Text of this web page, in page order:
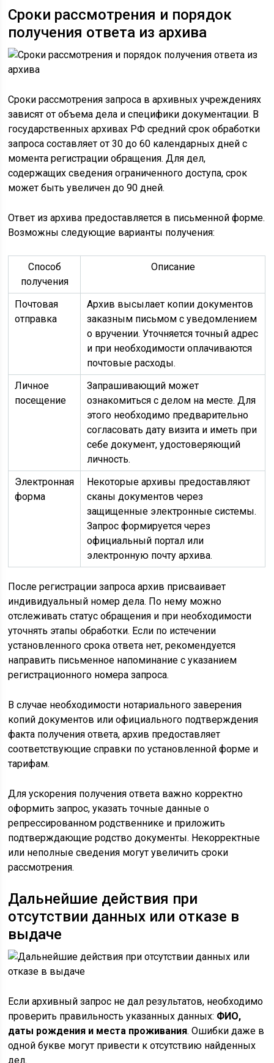
Сроки рассмотрения и порядок
получения ответа из архива
Сроки рассмотрения запроса в архивных учреждениях
зависят от объема дела и специфики документации. В
государственных архивах РФ средний срок обработки
запроса составляет от 30 до 60 календарных дней с
момента регистрации обращения. Для дел,
содержащих сведения ограниченного доступа, срок
может быть увеличен до 90 дней.
Ответ из архива предоставляется в письменной форме.
Возможны следующие варианты получения:
Способ
получения
Описание
Почтовая
отправка
Архив высылает копии документов
заказным письмом с уведомлением
о вручении. Уточняется точный адрес
и при необходимости оплачиваются
почтовые расходы.
Личное
посещение
Запрашивающий может
ознакомиться с делом на месте. Для
этого необходимо предварительно
согласовать дату визита и иметь при
себе документ, удостоверяющий
личность.
Электронная
форма
Некоторые архивы предоставляют
сканы документов через
защищенные электронные системы.
Запрос формируется через
официальный портал или
электронную почту архива.
После регистрации запроса архив присваивает
индивидуальный номер дела. По нему можно
отслеживать статус обращения и при необходимости
уточнять этапы обработки. Если по истечении
установленного срока ответа нет, рекомендуется
направить письменное напоминание с указанием
регистрационного номера запроса.
В случае необходимости нотариального заверения
копий документов или официального подтверждения
факта получения ответа, архив предоставляет
соответствующие справки по установленной форме и
тарифам.
Для ускорения получения ответа важно корректно
оформить запрос, указать точные данные о
репрессированном родственнике и приложить
подтверждающие родство документы. Некорректные
или неполные сведения могут увеличить сроки
рассмотрения.
Дальнейшие действия при
отсутствии данных или отказе в
выдаче
Если архивный запрос не дал результатов, необходимо
проверить правильность указанных данных: ФИО,
даты рождения и места проживания. Ошибки даже в
одной букве могут привести к отсутствию найденных
дел.